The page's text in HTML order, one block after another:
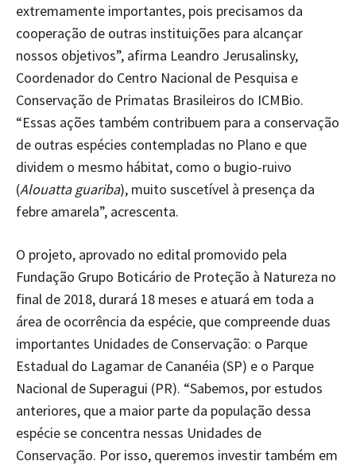
extremamente importantes, pois precisamos da
cooperação de outras instituições para alcançar
nossos objetivos”, afirma Leandro Jerusalinsky,
Coordenador do Centro Nacional de Pesquisa e
Conservação de Primatas Brasileiros do ICMBio.
“Essas ações também contribuem para a conservação
de outras espécies contempladas no Plano e que
dividem o mesmo hábitat, como o bugio-ruivo
(Alouatta guariba), muito suscetível à presença da
febre amarela”, acrescenta.
O projeto, aprovado no edital promovido pela
Fundação Grupo Boticário de Proteção à Natureza no
final de 2018, durará 18 meses e atuará em toda a
área de ocorrência da espécie, que compreende duas
importantes Unidades de Conservação: o Parque
Estadual do Lagamar de Cananéia (SP) e o Parque
Nacional de Superagui (PR). “Sabemos, por estudos
anteriores, que a maior parte da população dessa
espécie se concentra nessas Unidades de
Conservação. Por isso, queremos investir também em